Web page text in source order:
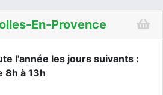
En-Provence
l'année les jours suivants :
8h à 13h